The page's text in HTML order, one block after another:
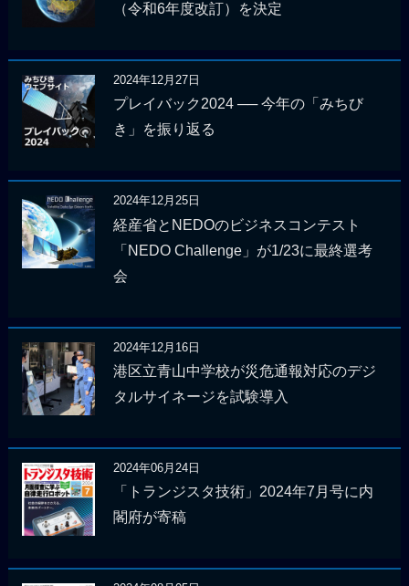
（令和6年度改訂）を決定
2024年12月27日
プレイバック2024 ── 今年の「みちび
き」を振り返る
2024年12月25日
経産省とNEDOのビジネスコンテスト
「NEDO Challenge」が1/23に最終選考
会
2024年12月16日
港区立青山中学校が災危通報対応のデジ
タルサイネージを試験導入
2024年06月24日
「トランジスタ技術」2024年7月号に内
閣府が寄稿